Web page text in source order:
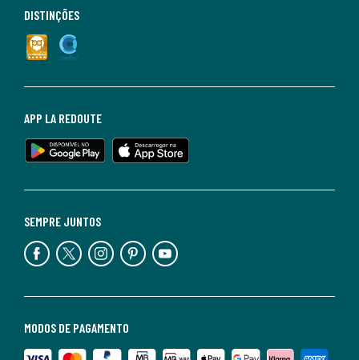
MODOS DE PAGAMENTO
SEMPRE JUNTOS
APP LA REDOUTE
DISTINÇÕES